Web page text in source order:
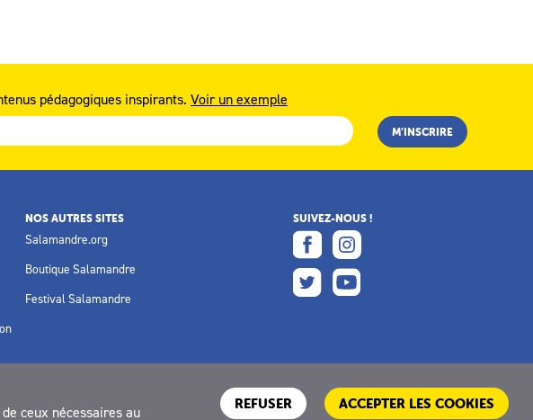
pédagogiques inspirants. Voir un exemple
NOS AUTRES SITES
Salamandre.org
Boutique Salamandre
Festival Salamandre
SUIVEZ-NOUS !
ceux nécessaires au REFUSER ACCEPTER LES COOKIES